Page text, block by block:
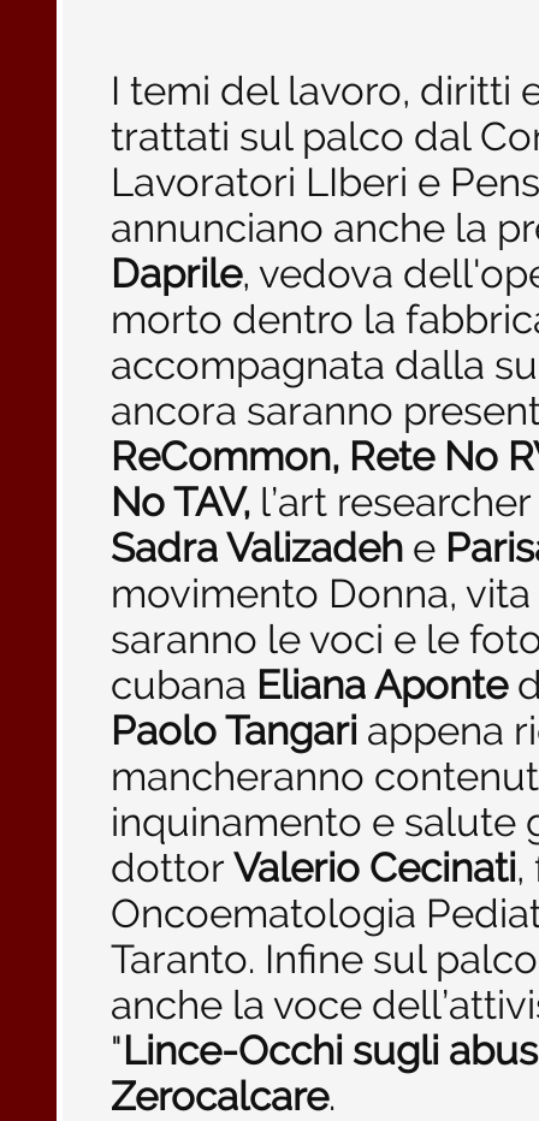
I temi del lavoro, diritti
trattati sul palco dal
Lavoratori LIberi e
annunciano anche la
Daprile, vedova
morto dentro la
accompagnata dalla
ancora saranno
ReCommon, Rete No
No TAV, l’art
Sadra Valizadeh e
movimento Donna,
saranno le voci e le
cubana Eliana Aponte
Paolo Tangari appena
mancheranno
inquinamento e salute
dottor Valerio Cecinati,
Oncoematologia
Taranto. Infine sul
anche la voce
"Lince-Occhi sugli
Zerocalcare.